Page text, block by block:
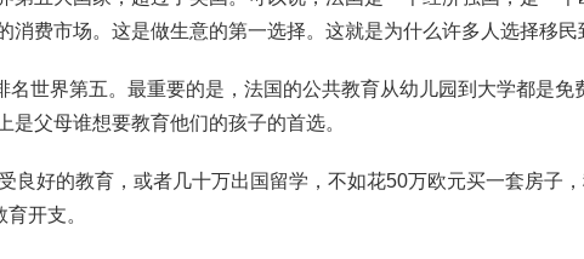
消费市场。这是做生意的第一选择。这就是为什么许多人选择移民
名世界第五。最重要的是，法国的公共教育从幼儿园到大学都是
是父母谁想要教育他们的孩子的首选。
良好的教育，或者几十万出国留学，不如花50万欧元买一套房子
开支。